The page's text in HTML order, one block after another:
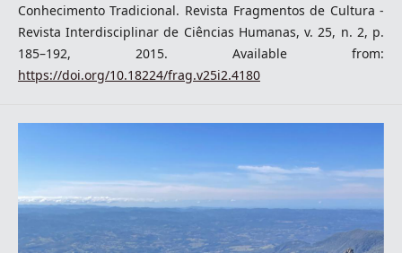
Conhecimento Tradicional. Revista Fragmentos de Cultura -
Revista Interdisciplinar de Ciências Humanas, v. 25, n. 2, p.
185–192, 2015. Available from:
https://doi.org/10.18224/frag.v25i2.4180